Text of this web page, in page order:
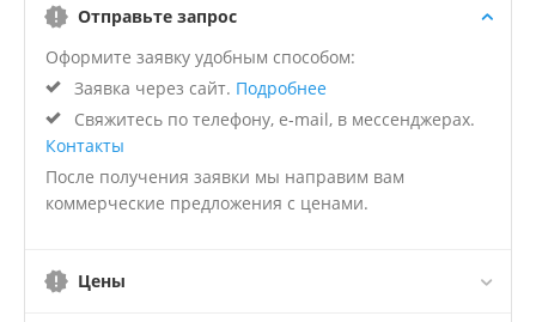
Отправьте запрос
Оформите заявку удобным способом:
Заявка через сайт. Подробнее
Свяжитесь по телефону, e-mail, в мессенджерах.
Контакты
После получения заявки мы направим вам
коммерческие предложения с ценами.
Цены